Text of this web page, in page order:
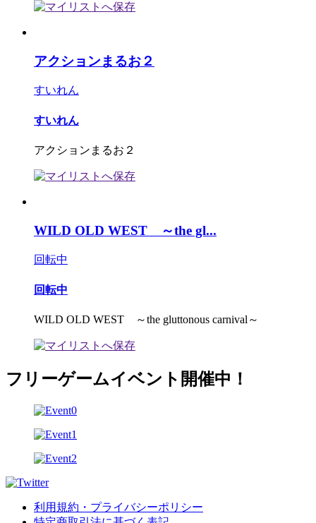
アクションまるお２
すいれん
すいれん
アクションまるお２
WILD OLD WEST ～the gl...
回転中
回転中
WILD OLD WEST ～the gluttonous carnival～
フリーゲームイベント開催中！
利用規約・プライバシーポリシー